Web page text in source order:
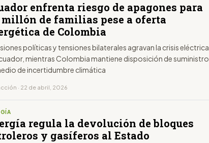
enfrenta riesgo de apagones para
de familias pese a oferta
de Colombia
políticas y tensiones bilaterales agravan la crisis eléctrica
mientras Colombia mantiene disposición de suministro
de incertidumbre climática
· 22 de abril, 2026
regula la devolución de bloques
y gasíferos al Estado